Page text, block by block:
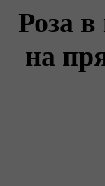
Роза в
на